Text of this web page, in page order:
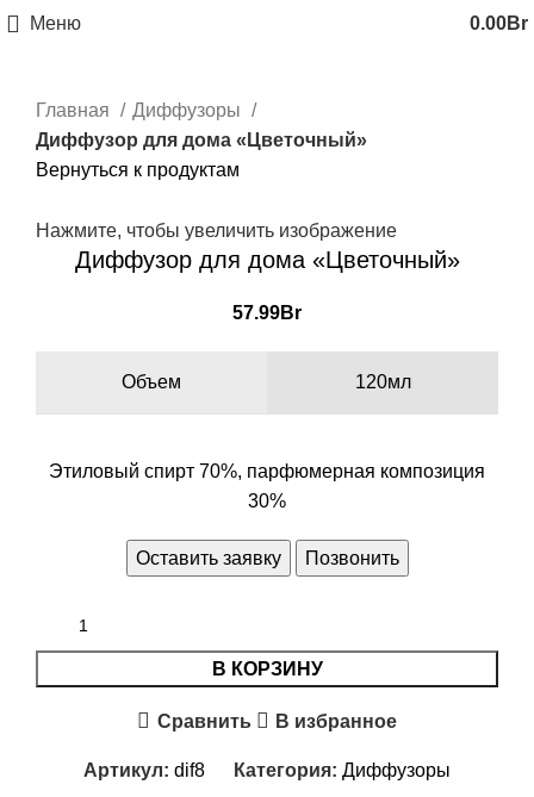
Меню 0.00Br
Главная
Диффузоры
Диффузор для дома «Цветочный»
Вернуться к продуктам
Нажмите, чтобы увеличить изображение
Диффузор для дома «Цветочный»
57.99Br
Объем 120мл
Этиловый спирт 70%, парфюмерная композиция
30%
Оставить заявку Позвонить
В КОРЗИНУ
Сравнить В избранное
Артикул: dif8 Категория: Диффузоры